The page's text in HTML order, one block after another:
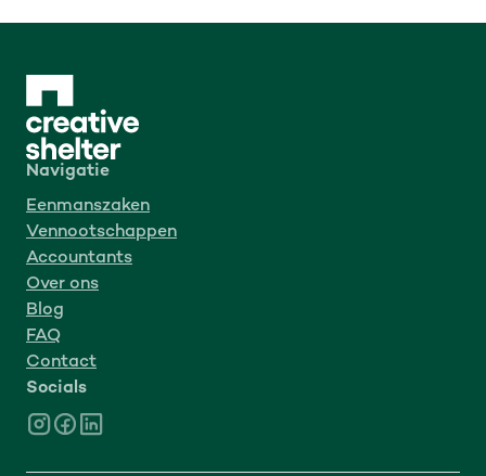
Navigatie
Eenmanszaken
Vennootschappen
Accountants
Over ons
Blog
FAQ
Contact
Socials